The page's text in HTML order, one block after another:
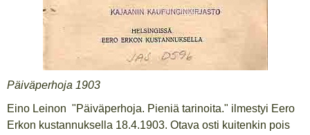
Päiväperhoja 1903
Eino Leinon "Päiväperhoja. Pieniä tarinoita." ilmestyi Eero
Erkon kustannuksella 18.4.1903. Otava osti kuitenkin pois